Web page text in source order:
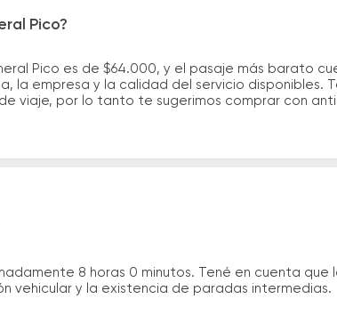
Pico?
Pico es de $64.000, y el pasaje más barato
la empresa y la calidad del servicio disponibles.
viaje, por lo tanto te sugerimos comprar con
8 horas 0 minutos. Tené en cuenta que
vehicular y la existencia de paradas intermedias.